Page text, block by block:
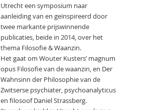
Utrecht een symposium naar
aanleiding van en geïnspireerd door
twee markante prijswinnende
publicaties, beide in 2014, over het
thema Filosofie & Waanzin.
Het gaat om Wouter Kusters’ magnum
opus Filosofie van de waanzin, en Der
Wahnsinn der Philosophie van de
Zwitserse psychiater, psychoanalyticus
en filosoof Daniel Strassberg.